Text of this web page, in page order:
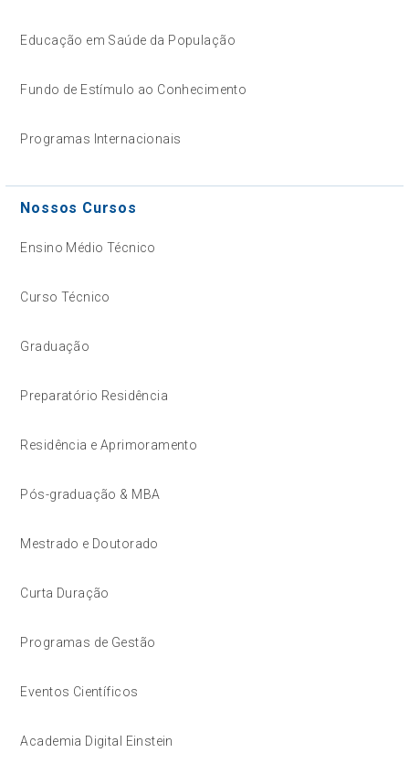
Educação em Saúde da População
Fundo de Estímulo ao Conhecimento
Programas Internacionais
Nossos Cursos
Ensino Médio Técnico
Curso Técnico
Graduação
Preparatório Residência
Residência e Aprimoramento
Pós-graduação & MBA
Mestrado e Doutorado
Curta Duração
Programas de Gestão
Eventos Científicos
Academia Digital Einstein